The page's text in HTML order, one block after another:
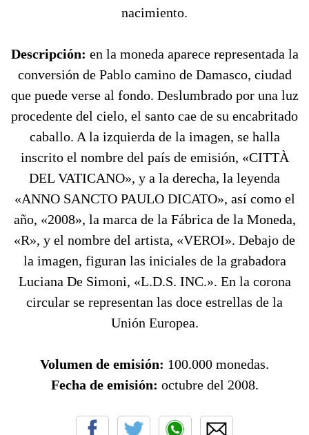
nacimiento.
Descripción: en la moneda aparece representada la
conversión de Pablo camino de Damasco, ciudad
que puede verse al fondo. Deslumbrado por una luz
procedente del cielo, el santo cae de su encabritado
caballo. A la izquierda de la imagen, se halla
inscrito el nombre del país de emisión, «CITTÀ
DEL VATICANO», y a la derecha, la leyenda
«ANNO SANCTO PAULO DICATO», así como el
año, «2008», la marca de la Fábrica de la Moneda,
«R», y el nombre del artista, «VEROI». Debajo de
la imagen, figuran las iniciales de la grabadora
Luciana De Simoni, «L.D.S. INC.». En la corona
circular se representan las doce estrellas de la
Unión Europea.
Volumen de emisión: 100.000 monedas.
Fecha de emisión: octubre del 2008.